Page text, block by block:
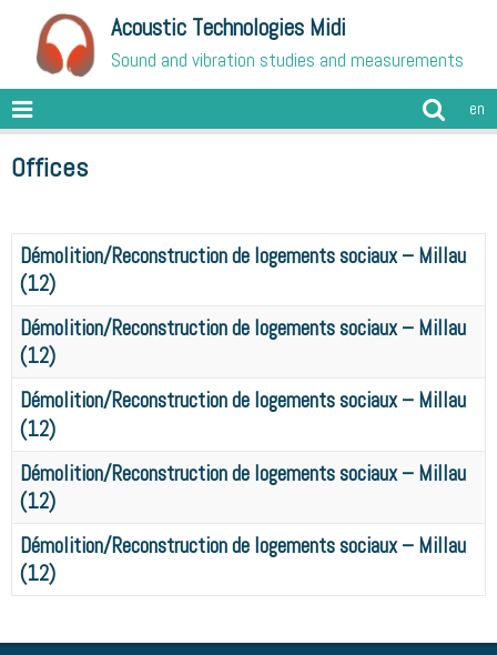
Acoustic Technologies Midi
Sound and vibration studies and measurements
en
Offices
Démolition/Reconstruction de logements sociaux – Millau
(12)
Démolition/Reconstruction de logements sociaux – Millau
(12)
Démolition/Reconstruction de logements sociaux – Millau
(12)
Démolition/Reconstruction de logements sociaux – Millau
(12)
Démolition/Reconstruction de logements sociaux – Millau
(12)